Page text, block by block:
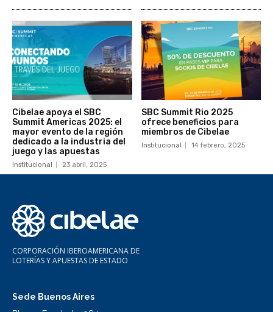
Cibelae apoya el SBC
Summit Americas 2025: el
mayor evento de la región
dedicado a la industria del
juego y las apuestas
Institucional 23 abril, 2025
SBC Summit Rio 2025
ofrece beneficios para
miembros de Cibelae
Institucional 14 febrero, 2025
CORPORACIÓN IBEROAMERICANA DE
LOTERÍAS Y APUESTAS DE ESTADO
Sede Buenos Aires